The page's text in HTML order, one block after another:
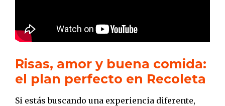
Risas, amor y buena comida:
el plan perfecto en Recoleta
Si estás buscando una experiencia diferente,